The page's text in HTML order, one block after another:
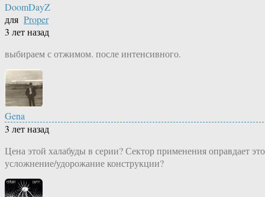
DoomDayZ
для Proper
3 лет назад
выбираем с отжимом. после интенсивного.
Gena
3 лет назад
Цена этой халабуды в серии? Сектор применения оправдает это
усложнение/удорожание конструкции?